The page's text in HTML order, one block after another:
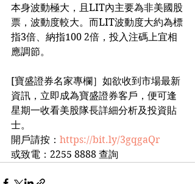
本身波動極大，且LIT內主要為非美國股
票，波動度較大。而LIT波動度大約為標
指3倍、納指100 2倍，投入注碼上宜相
應調節。
[寶盛證券名家專欄］如欲收到市場最新
資訊，立即成為寶盛證券客戶，便可逢
星期一收看美股隊長詳細分析及投資貼
士。
開戶請按： https://bit.ly/3gqgaQr
或致電：2255 8888 查詢